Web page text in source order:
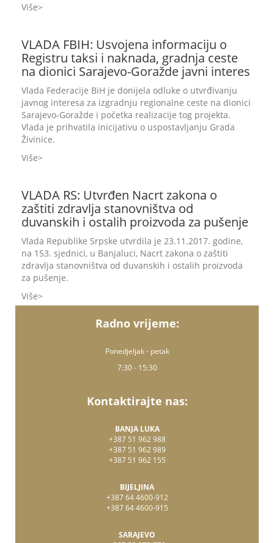
Više
VLADA FBIH: Usvojena informaciju o
Registru taksi i naknada, gradnja ceste
na dionici Sarajevo-Goražde javni interes
Vlada Federacije BiH je donijela odluke o utvrđivanju
javnog interesa za izgradnju regionalne ceste na dionici
Sarajevo-Goražde i početka realizacije tog projekta.
Vlada je prihvatila inicijativu o uspostavljanju Grada
Živinice.
Više
VLADA RS: Utvrđen Nacrt zakona o
zaštiti zdravlja stanovništva od
duvanskih i ostalih proizvoda za pušenje
Vlada Republike Srpske utvrdila je 23.11.2017. godine,
na 153. sjednici, u Banjaluci, Nacrt zakona o zaštiti
zdravlja stanovništva od duvanskih i ostalih proizvoda
za pušenje.
Više
Radno vrijeme:
Ponedjeljak - petak
7:30 - 15:30
Kontaktirajte nas:
BANJA LUKA
+387 51 962 988
+387 51 962 989
+387 51 962 155
BIJELJINA
+387 64 4600-912
+387 64 4600-915
SARAJEVO